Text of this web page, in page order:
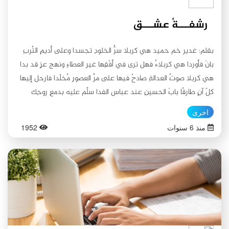
رشفـــةُ عشـــق
بقلم: غدير خم حميد هي كربلا سرُّ الخلودِ تجسدا وعلى أديمِ التُربِ
بانَ فأوردا هي كربلاءُ فهل ترى في أفْقِها غير العطاءِ ونهج عزٍ قد بدا
هي كربلا صوتُ العدالةِ صادحٌ فيها على مرِّ العصورِ مُخلّدا فارحل إليها
كلّ آنٍ طارقًا بابَ الحسينِ عند عباس الفدا سلِّم عليه بدمعِ روحِك
وانحنِ لتُقبِّلَ الأعتابَ شوقًا أوحدا وقُلِ السلامُ على الكفيلِ لزينب من
قدّم الروحَ النفيسةَ صامدًا اسكبْ هناكَ الدمعَ حبًا صادقًا ثم انقلبْ زحفًا
لذاك المشهدا واطرقْ بحبٍّ كلَّ أبوابِ الندى لتعودَ ريانًا على طول
المدى اسجد بأعتابِ الحُسينِ مُطأطئًا وقلِ السلامُ عليكَ نبراسَ الهُدى
يا مُلهِمًا للسالكين إلى العلا يا حاديًا للعزِّ أنت ورائدًا يا عِبرةً للمؤمنين
وعَبرةً خلدتْ زمانًا لم ينلْ منها الردى حيّتكَ يا علمَ الشهادةِ أمةٌ يامن
بدنيا البذلِ كنتَ الأجودا يامن ملكتَ كلَّ ذرّاتي ألا تسمع نداءَ القلبِ هامَ
مُرددًا بكَ يا حسين تستنيرُ مسيرتي أزدادُ عشقًا ... أستبينُ المقصدا
من كلِّ ذرّاتي إليك تحيةٌ يبقى على مرِّ الزمان لها صدى فتقبلِ الأشواقَ
اخرى
منذ 6 سنوات
1952